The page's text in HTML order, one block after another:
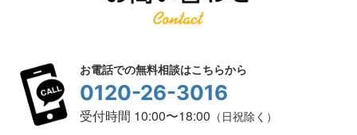
お電話での無料相談はこちらから
0120-26-3016
受付時間 10:00〜18:00 （日祝除く）